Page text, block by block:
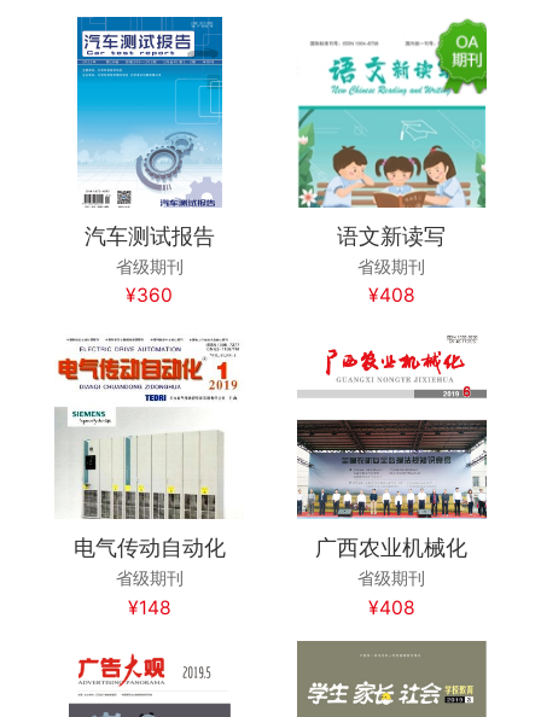
汽车测试报告
省级期刊
¥360
语文新读写
省级期刊
¥408
电气传动自动化
省级期刊
¥148
广西农业机械化
省级期刊
¥408